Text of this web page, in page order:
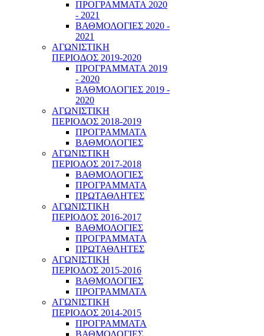
ΠΡΟΓΡΑΜΜΑΤΑ 2020
- 2021
ΒΑΘΜΟΛΟΓΙΕΣ 2020 -
2021
ΑΓΩΝΙΣΤΙΚΗ
ΠΕΡΙΟΔΟΣ 2019-2020
ΠΡΟΓΡΑΜΜΑΤΑ 2019
- 2020
ΒΑΘΜΟΛΟΓΙΕΣ 2019 -
2020
ΑΓΩΝΙΣΤΙΚΗ
ΠΕΡΙΟΔΟΣ 2018-2019
ΠΡΟΓΡΑΜΜΑΤΑ
ΒΑΘΜΟΛΟΓΙΕΣ
ΑΓΩΝΙΣΤΙΚΗ
ΠΕΡΙΟΔΟΣ 2017-2018
ΒΑΘΜΟΛΟΓΙΕΣ
ΠΡΟΓΡΑΜΜΑΤΑ
ΠΡΩΤΑΘΛΗΤΕΣ
ΑΓΩΝΙΣΤΙΚΗ
ΠΕΡΙΟΔΟΣ 2016-2017
ΒΑΘΜΟΛΟΓΙΕΣ
ΠΡΟΓΡΑΜΜΑΤΑ
ΠΡΩΤΑΘΛΗΤΕΣ
ΑΓΩΝΙΣΤΙΚΗ
ΠΕΡΙΟΔΟΣ 2015-2016
ΒΑΘΜΟΛΟΓΙΕΣ
ΠΡΟΓΡΑΜΜΑΤΑ
ΑΓΩΝΙΣΤΙΚΗ
ΠΕΡΙΟΔΟΣ 2014-2015
ΠΡΟΓΡΑΜΜΑΤΑ
ΒΑΘΜΟΛΟΓΙΕΣ